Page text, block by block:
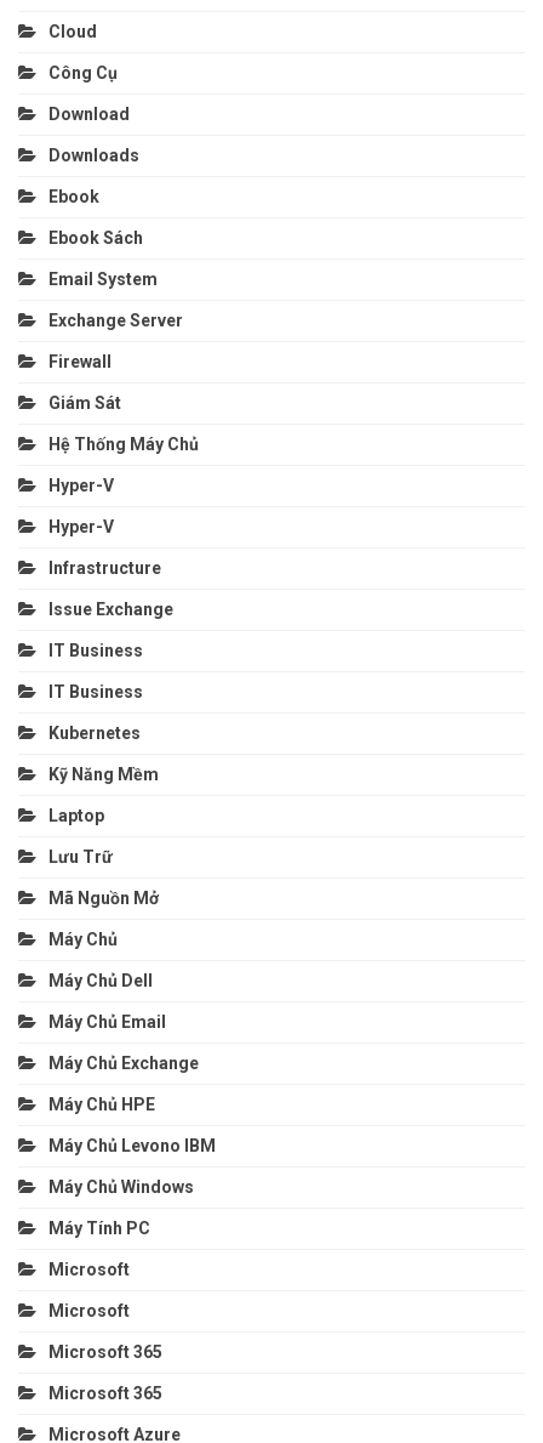
Cloud
Công Cụ
Download
Downloads
Ebook
Ebook Sách
Email System
Exchange Server
Firewall
Giám Sát
Hệ Thống Máy Chủ
Hyper-V
Hyper-V
Infrastructure
Issue Exchange
IT Business
IT Business
Kubernetes
Kỹ Năng Mềm
Laptop
Lưu Trữ
Mã Nguồn Mở
Máy Chủ
Máy Chủ Dell
Máy Chủ Email
Máy Chủ Exchange
Máy Chủ HPE
Máy Chủ Levono IBM
Máy Chủ Windows
Máy Tính PC
Microsoft
Microsoft
Microsoft 365
Microsoft 365
Microsoft Azure